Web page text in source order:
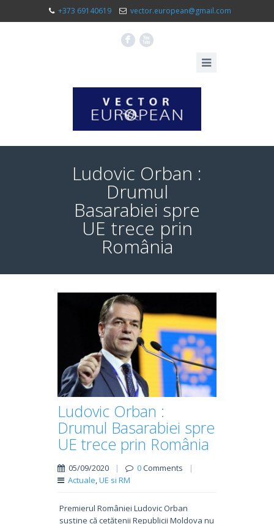
+373 69140619 vector.european@gmail.com
F X
Ludovic Orban :
Drumul
Basarabiei spre
UE trece prin
România
Ludovic Orban :
Drumul Basarabiei spre
UE trece prin România
05/09/2020 | 0Comments
|
Actuale,UE si RM
Premierul României Ludovic Orban
susține că cetățenii Republicii Moldova nu